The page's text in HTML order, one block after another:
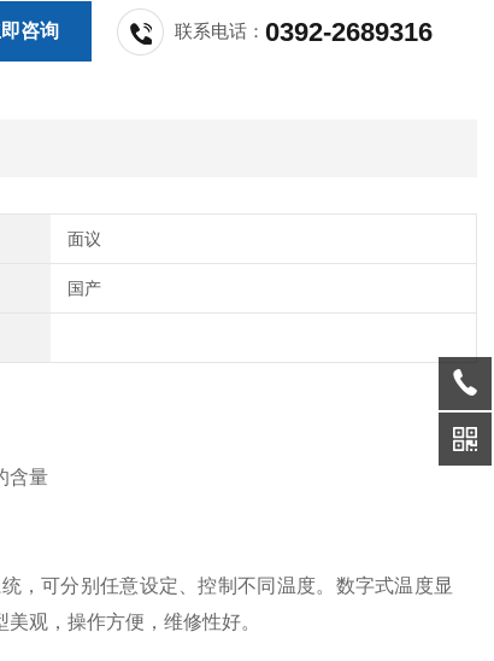
咨询 联系电话：0392-2689316
面议
国产
含量
，可分别任意设定、控制不同温度。数字式温度显
观，操作方便，维修性好。